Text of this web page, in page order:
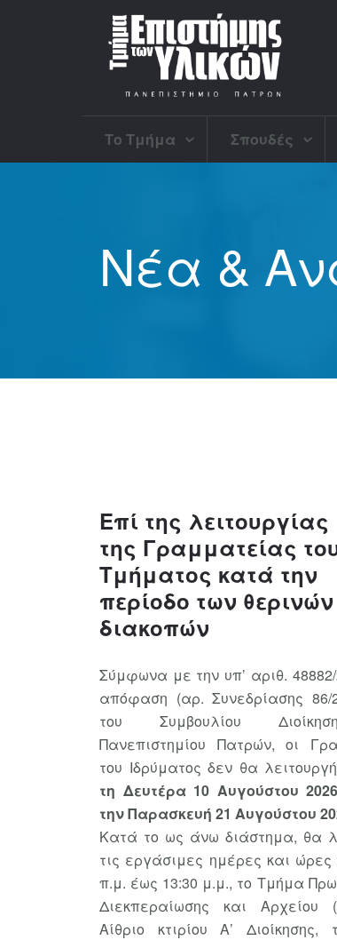
Το Τμήμα Σπουδές
Νέα &
Επί της λειτουργίας
της Γραμματείας
Τμήματος κατά την
περίοδο των θερινών
διακοπών
Σύμφωνα με την υπ’ αριθ. 48882/
απόφαση (αρ. Συνεδρίασης 86/
του Συμβουλίου
Πανεπιστημίου Πατρών, οι
του Ιδρύματος δεν θα
τη Δευτέρα 10 Αυγούστου
την Παρασκευή 21 Αυγούστου
Κατά το ως άνω διάστημα, θα
τις εργάσιμες ημέρες και
π.μ. έως 13:30 μ.μ., το Τμήμα
Διεκπεραίωσης και Αρχείου
Αίθριο κτιρίου Α’ Διοίκησης,